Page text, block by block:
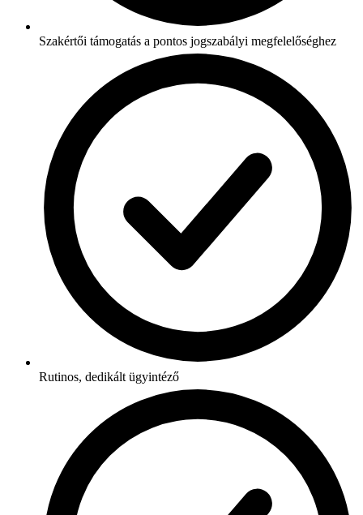
Szakértői támogatás a pontos jogszabályi megfelelőséghez
Rutinos, dedikált ügyintéző